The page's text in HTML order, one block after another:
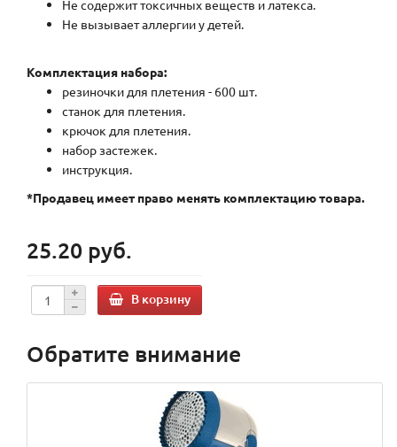
Не содержит токсичных веществ и латекса.
Не вызывает аллергии у детей.
Комплектация набора:
резиночки для плетения - 600 шт.
станок для плетения.
крючок для плетения.
набор застежек.
инструкция.
*Продавец имеет право менять комплектацию товара.
25.20 руб.
В корзину
Обратите внимание